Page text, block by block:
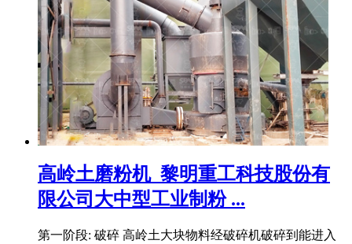
高岭土磨粉机_黎明重工科技股份有
限公司大中型工业制粉 ...
第一阶段: 破碎 高岭土大块物料经破碎机破碎到能进入